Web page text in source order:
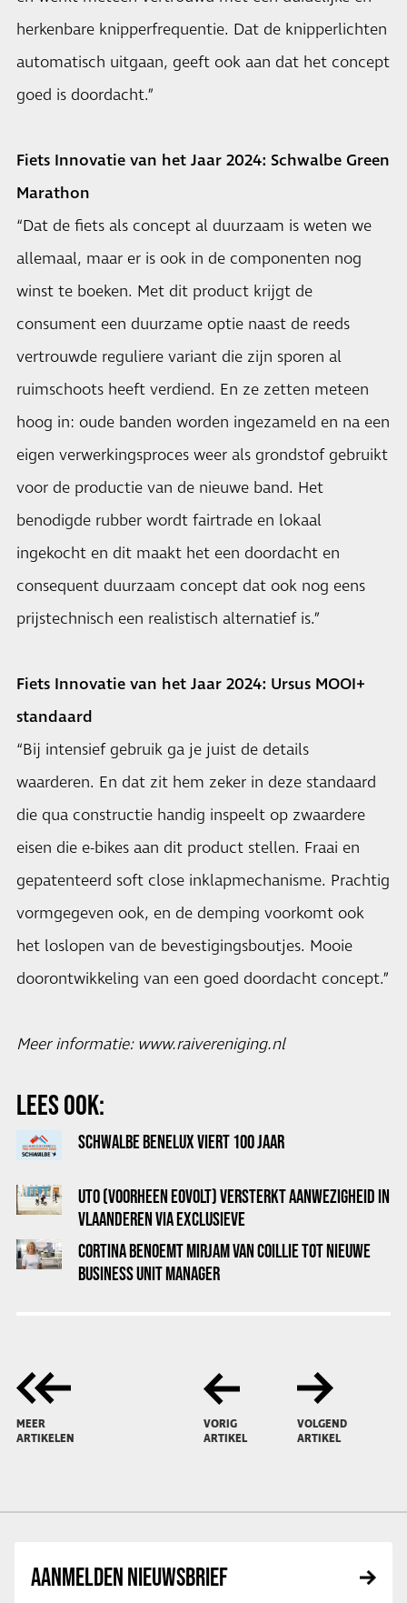
herkenbare knipperfrequentie. Dat de knipperlichten
automatisch uitgaan, geeft ook aan dat het concept
goed is doordacht.”
Fiets Innovatie van het Jaar 2024: Schwalbe Green
Marathon
“Dat de fiets als concept al duurzaam is weten we
allemaal, maar er is ook in de componenten nog
winst te boeken. Met dit product krijgt de
consument een duurzame optie naast de reeds
vertrouwde reguliere variant die zijn sporen al
ruimschoots heeft verdiend. En ze zetten meteen
hoog in: oude banden worden ingezameld en na een
eigen verwerkingsproces weer als grondstof gebruikt
voor de productie van de nieuwe band. Het
benodigde rubber wordt fairtrade en lokaal
ingekocht en dit maakt het een doordacht en
consequent duurzaam concept dat ook nog eens
prijstechnisch een realistisch alternatief is.”
Fiets Innovatie van het Jaar 2024: Ursus MOOI+
standaard
“Bij intensief gebruik ga je juist de details
waarderen. En dat zit hem zeker in deze standaard
die qua constructie handig inspeelt op zwaardere
eisen die e-bikes aan dit product stellen. Fraai en
gepatenteerd soft close inklapmechanisme. Prachtig
vormgegeven ook, en de demping voorkomt ook
het loslopen van de bevestigingsboutjes. Mooie
doorontwikkeling van een goed doordacht concept.”
Meer informatie: www.raivereniging.nl
LEES OOK:
SCHWALBE BENELUX VIERT 100 JAAR
UTO (VOORHEEN EOVOLT) VERSTERKT AANWEZIGHEID IN
VLAANDEREN VIA EXCLUSIEVE
DISTRIBUTIESAMENWERKING MET PENDLR
CORTINA BENOEMT MIRJAM VAN COILLIE TOT NIEUWE
BUSINESS UNIT MANAGER
MEER
ARTIKELEN
VORIG
ARTIKEL
VOLGEND
ARTIKEL
AANMELDEN NIEUWSBRIEF